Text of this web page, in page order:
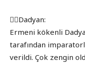
👉🏾Dadyan:
Ermeni kökenli
tarafından
verildi. Çok zengin